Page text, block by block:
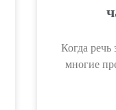
Когда речь
многие